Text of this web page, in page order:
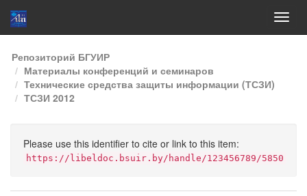
Skip
navigation
Репозиторий БГУИР
Материалы конференций и семинаров
Технические средства защиты информации (ТСЗИ)
ТСЗИ 2012
Please use this identifier to cite or link to this item:
https://libeldoc.bsuir.by/handle/123456789/5850